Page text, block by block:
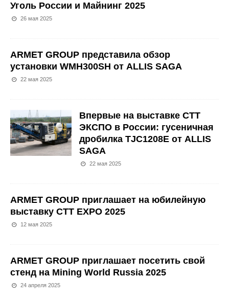
Уголь России и Майнинг 2025
26 мая 2025
ARMET GROUP представила обзор
установки WMH300SH от ALLIS SAGA
22 мая 2025
Впервые на выставке СТТ
ЭКСПО в России: гусеничная
дробилка TJC1208E от ALLIS
SAGA
22 мая 2025
ARMET GROUP приглашает на юбилейную
выставку CTT EXPO 2025
12 мая 2025
ARMET GROUP приглашает посетить свой
стенд на Mining World Russia 2025
24 апреля 2025